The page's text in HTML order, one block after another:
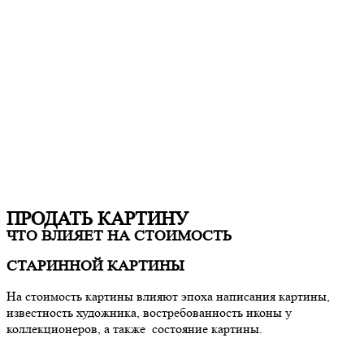
ПРОДАТЬ КАРТИНУ
ЧТО ВЛИЯЕТ НА СТОИМОСТЬ
СТАРИННОЙ КАРТИНЫ
На стоимость картины влияют эпоха написания картины,
известность художника, востребованность иконы у
коллекционеров, а также состояние картины.